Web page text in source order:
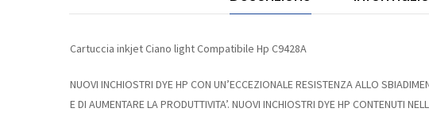
Cartuccia inkjet Ciano light Compatibile Hp C9428A
NUOVI INCHIOSTRI DYE HP CON UN’ECCEZIONALE RESISTENZA ALLO
E DI AUMENTARE LA PRODUTTIVITA’. NUOVI INCHIOSTRI DYE HP CONTENUTI